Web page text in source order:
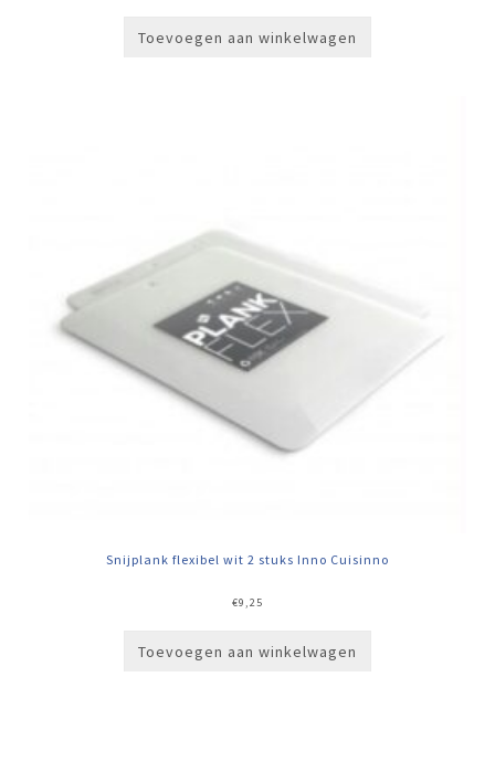
Toevoegen aan winkelwagen
Snijplank flexibel wit 2 stuks Inno Cuisinno
€9,25
Toevoegen aan winkelwagen